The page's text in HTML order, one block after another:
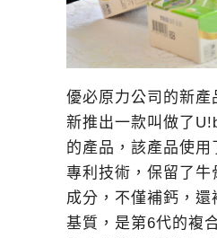
優必原力公司的新產
新推出一款叫做了
的產品，該產品使用
專利技術，保留了牛
成分，不僅補鈣，還
基質，是第6代的複